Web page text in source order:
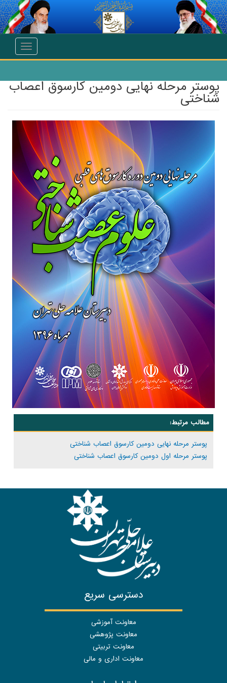
انتقال به محتوای اصلی
Toggle
پوستر مرحله نهایی دومین کارسوق اعصاب
شناختی
مطالب مرتبط:
پوستر مرحله نهایی دومین کارسوق اعصاب شناختی
پوستر مرحله اول دومین کارسوق اعصاب شناختی
دسترسی سریع
معاونت آموزشی
معاونت پژوهشی
معاونت تربیتی
معاونت اداری و مالی